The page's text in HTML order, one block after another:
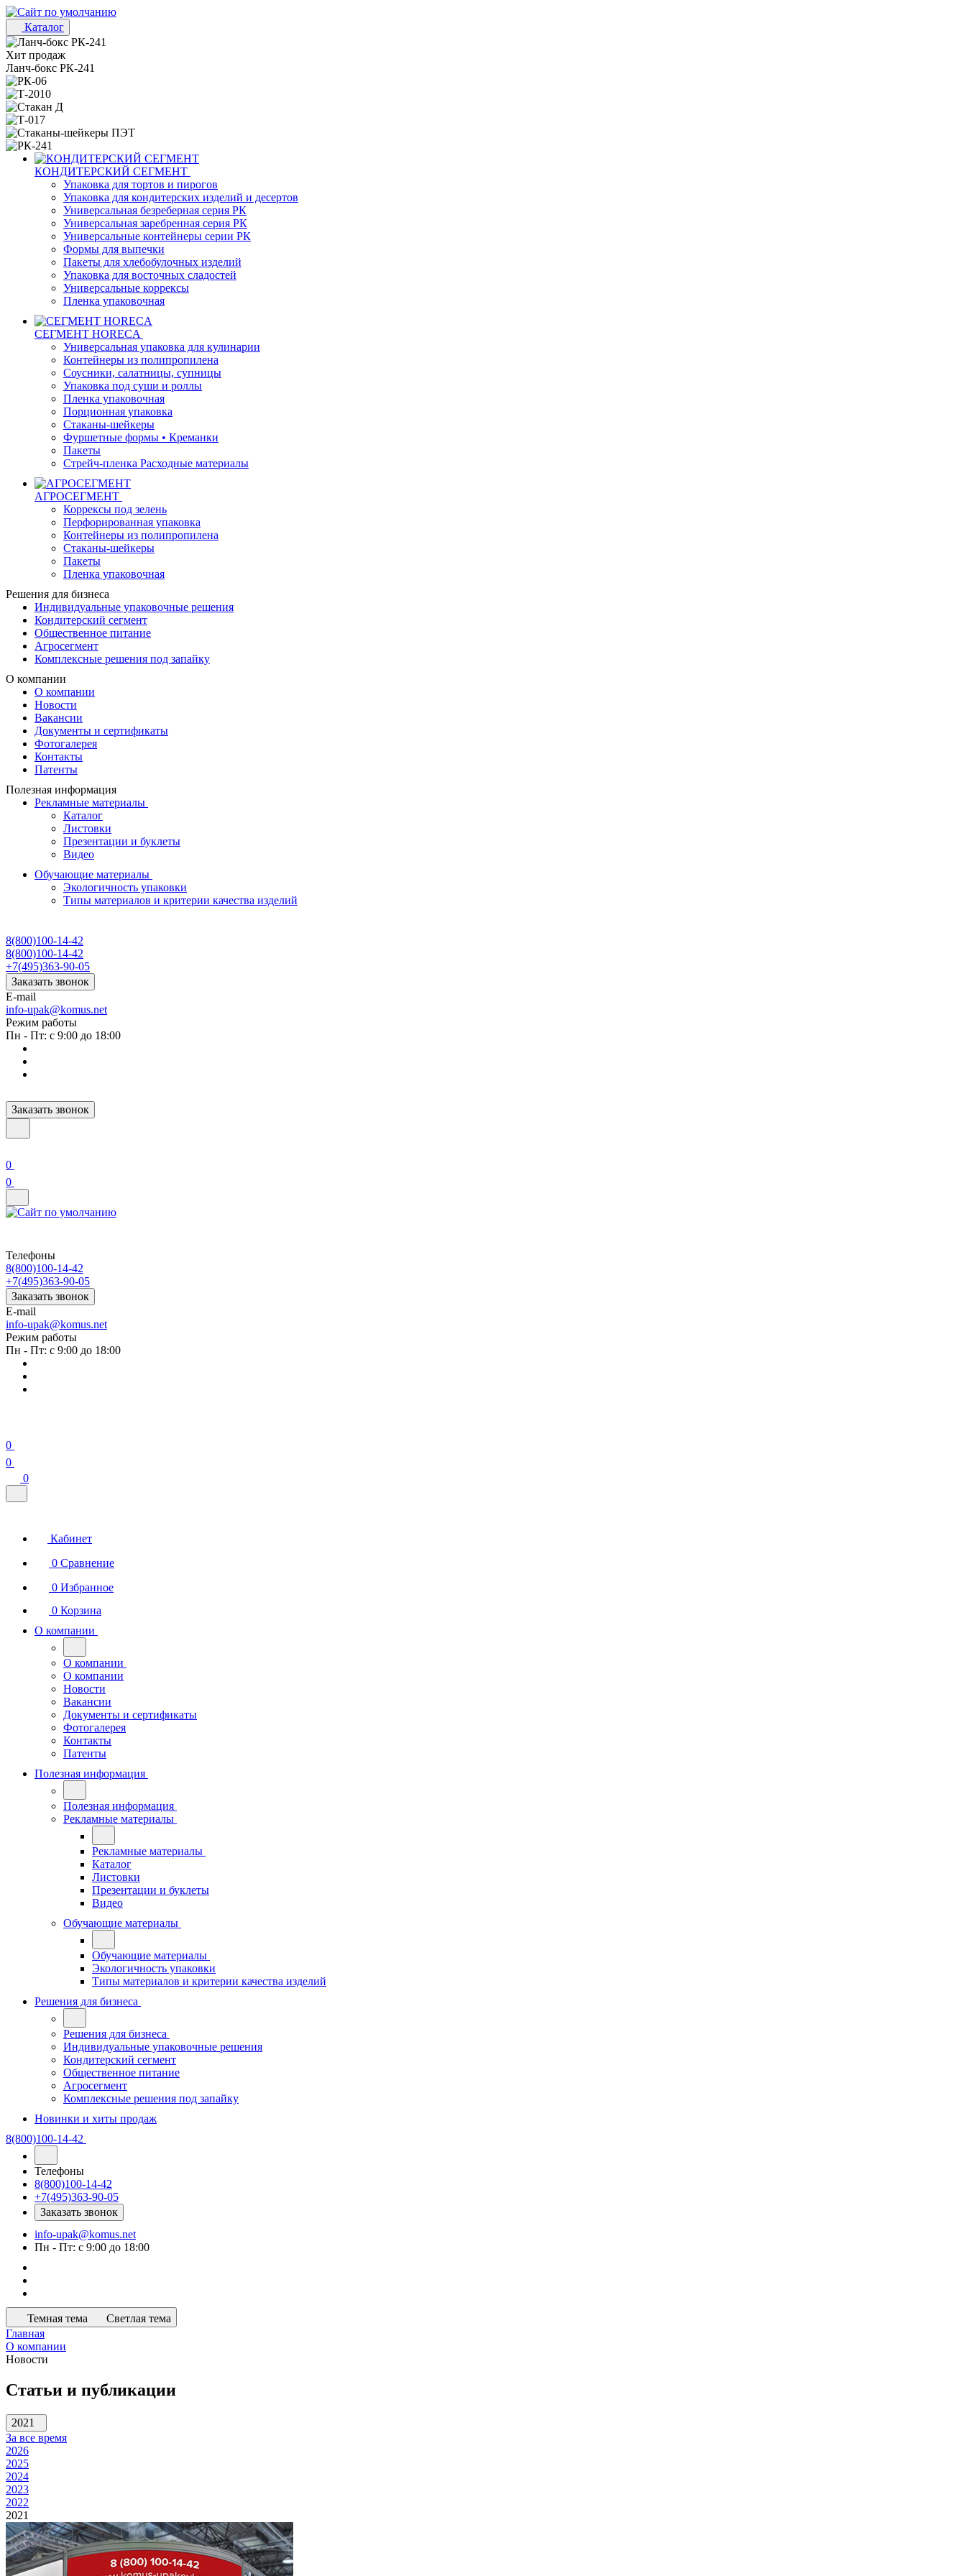
Каталог
Хит продаж
Ланч-бокс РК-241
КОНДИТЕРСКИЙ СЕГМЕНТ
Упаковка для тортов и пирогов
Упаковка для кондитерских изделий и десертов
Универсальная безреберная серия РК
Универсальная заребренная серия РК
Универсальные контейнеры серии РК
Формы для выпечки
Пакеты для хлебобулочных изделий
Упаковка для восточных сладостей
Универсальные коррексы
Пленка упаковочная
СЕГМЕНТ HORECA
Универсальная упаковка для кулинарии
Контейнеры из полипропилена
Соусники, салатницы, супницы
Упаковка под суши и роллы
Пленка упаковочная
Порционная упаковка
Стаканы-шейкеры
Фуршетные формы • Креманки
Пакеты
Стрейч-пленка Расходные материалы
АГРОСЕГМЕНТ
Коррексы под зелень
Перфорированная упаковка
Контейнеры из полипропилена
Стаканы-шейкеры
Пакеты
Пленка упаковочная
Решения для бизнеса
Индивидуальные упаковочные решения
Кондитерский сегмент
Общественное питание
Агросегмент
Комплексные решения под запайку
О компании
О компании
Новости
Вакансии
Документы и сертификаты
Фотогалерея
Контакты
Патенты
Полезная информация
Рекламные материалы
Каталог
Листовки
Презентации и буклеты
Видео
Обучающие материалы
Экологичность упаковки
Типы материалов и критерии качества изделий
8(800)100-14-42
8(800)100-14-42
+7(495)363-90-05
Заказать звонок
E-mail
info-upak@komus.net
Режим работы
Пн - Пт: с 9:00 до 18:00
Заказать звонок
0
0
Телефоны
8(800)100-14-42
+7(495)363-90-05
Заказать звонок
E-mail
info-upak@komus.net
Режим работы
Пн - Пт: с 9:00 до 18:00
0
0
0
Кабинет
0 Сравнение
0 Избранное
0 Корзина
О компании
О компании
О компании
Новости
Вакансии
Документы и сертификаты
Фотогалерея
Контакты
Патенты
Полезная информация
Полезная информация
Рекламные материалы
Рекламные материалы
Каталог
Листовки
Презентации и буклеты
Видео
Обучающие материалы
Обучающие материалы
Экологичность упаковки
Типы материалов и критерии качества изделий
Решения для бизнеса
Решения для бизнеса
Индивидуальные упаковочные решения
Кондитерский сегмент
Общественное питание
Агросегмент
Комплексные решения под запайку
Новинки и хиты продаж
8(800)100-14-42
Телефоны
8(800)100-14-42
+7(495)363-90-05
Заказать звонок
info-upak@komus.net
Пн - Пт: с 9:00 до 18:00
Темная тема
Светлая тема
Главная
О компании
Новости
Статьи и публикации
2021
За все время
2026
2025
2024
2023
2022
2021